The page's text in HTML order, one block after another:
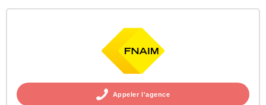
Appeler l'agence